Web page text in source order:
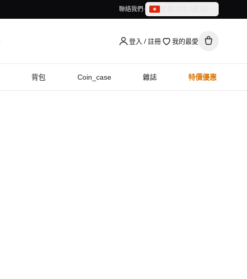
聯絡我們
繁體中文（香港）
登入 / 註冊 我的最愛
背包 Coin_case 雜誌 特價優惠